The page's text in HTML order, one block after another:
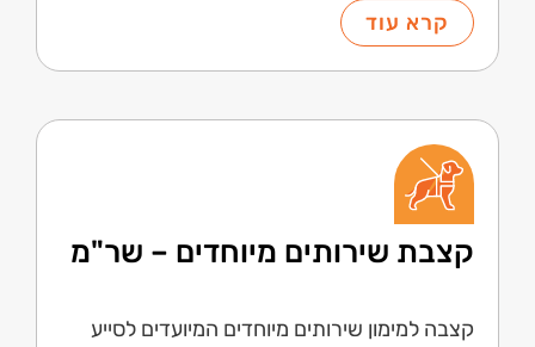
קרא עוד
קצבת שירותים מיוחדים – שר"מ
קצבה למימון שירותים מיוחדים המיועדים לסייע